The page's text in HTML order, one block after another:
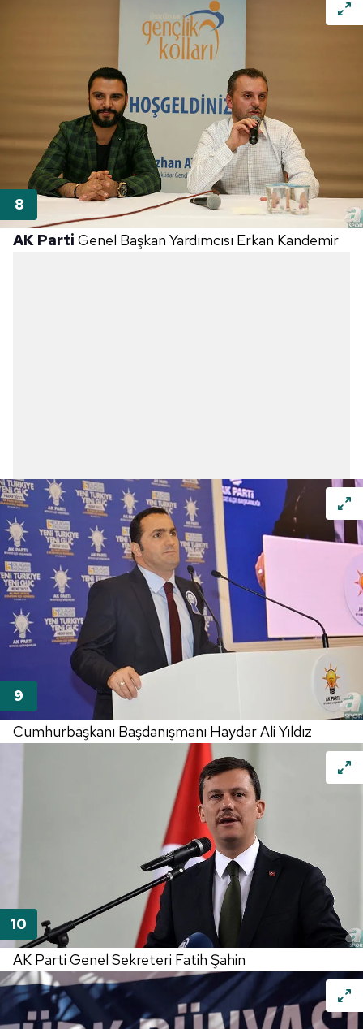
AK Parti Genel Başkan Yardımcısı Erkan Kandemir
Cumhurbaşkanı Başdanışmanı Haydar Ali Yıldız
AK Parti Genel Sekreteri Fatih Şahin